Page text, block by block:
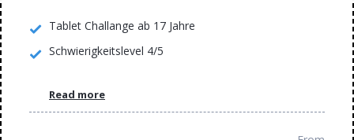
Tablet Challange ab 17 Jahre
Schwierigkeitslevel 4/5
Read more